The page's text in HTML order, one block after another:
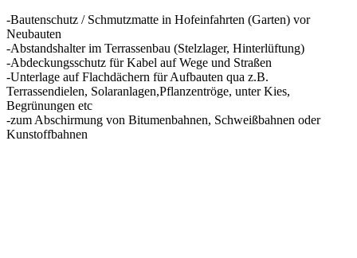
-Bautenschutz / Schmutzmatte in Hofeinfahrten (Garten) vor
Neubauten
-Abstandshalter im Terrassenbau (Stelzlager, Hinterlüftung)
-Abdeckungsschutz für Kabel auf Wege und Straßen
-Unterlage auf Flachdächern für Aufbauten qua z.B.
Terrassendielen, Solaranlagen,Pflanzentröge, unter Kies,
Begrünungen etc
-zum Abschirmung von Bitumenbahnen, Schweißbahnen oder
Kunstoffbahnen